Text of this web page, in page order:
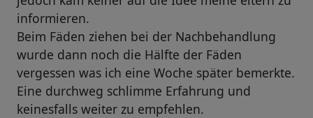
informieren.
Beim Fäden ziehen bei der Nachbehandlung
wurde dann noch die Hälfte der Fäden
vergessen was ich eine Woche später bemerkte.
Eine durchweg schlimme Erfahrung und
keinesfalls weiter zu empfehlen.